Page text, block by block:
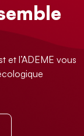
et l’ADEME vous